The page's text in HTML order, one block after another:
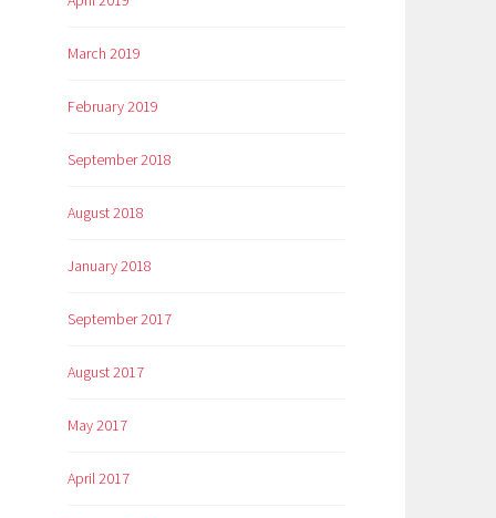
March 2019
February 2019
September 2018
August 2018
January 2018
September 2017
August 2017
May 2017
April 2017